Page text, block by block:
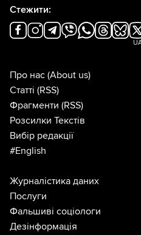
Стежити:
Про нас (About us)
Статті (RSS)
Фрагменти (RSS)
Розсилки Текстів
Вибір редакції
#English
Журналістика даних
Послуги
Фальшиві соціологи
Дезінформація